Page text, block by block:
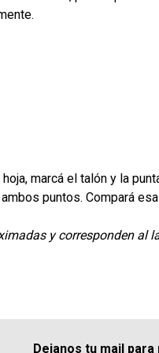
marcá el talón y la
puntos. Compará
y corresponden al
Dejanos tu mail